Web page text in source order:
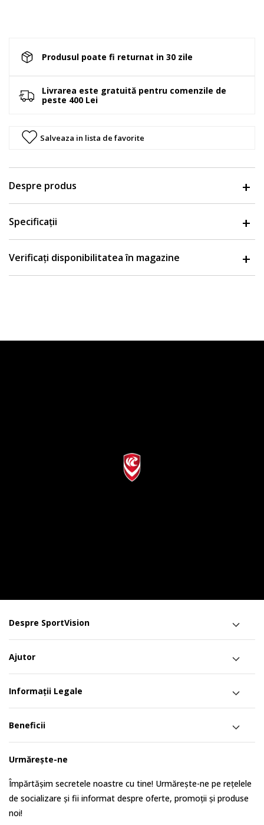
Produsul poate fi returnat in 30 zile
Livrarea este gratuită pentru comenzile de
peste 400 Lei
Salveaza in lista de favorite
Despre produs
Specificații
Verificați disponibilitatea în magazine
Despre SportVision
Ajutor
Informații Legale
Beneficii
Urmărește-ne
Împărtășim secretele noastre cu tine! Urmărește-ne pe rețelele
de socializare și fii informat despre oferte, promoții și produse
noi!